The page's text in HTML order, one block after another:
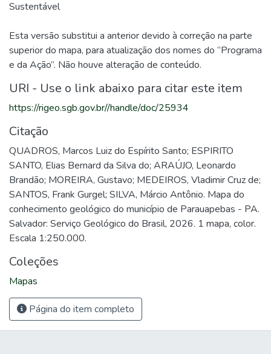
Sustentável
Esta versão substitui a anterior devido à correção na parte
superior do mapa, para atualização dos nomes do “Programa
e da Ação”. Não houve alteração de conteúdo.
URI - Use o link abaixo para citar este item
https://rigeo.sgb.gov.br//handle/doc/25934
Citação
QUADROS, Marcos Luiz do Espírito Santo; ESPIRITO
SANTO, Elias Bernard da Silva do; ARAÚJO, Leonardo
Brandão; MOREIRA, Gustavo; MEDEIROS, Vladimir Cruz de;
SANTOS, Frank Gurgel; SILVA, Márcio Antônio. Mapa do
conhecimento geológico do município de Parauapebas - PA.
Salvador: Serviço Geológico do Brasil, 2026. 1 mapa, color.
Escala 1:250.000.
Coleções
Mapas
Página do item completo